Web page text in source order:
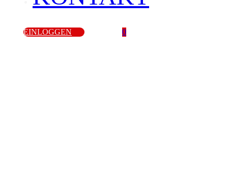
EINLOGGEN 0